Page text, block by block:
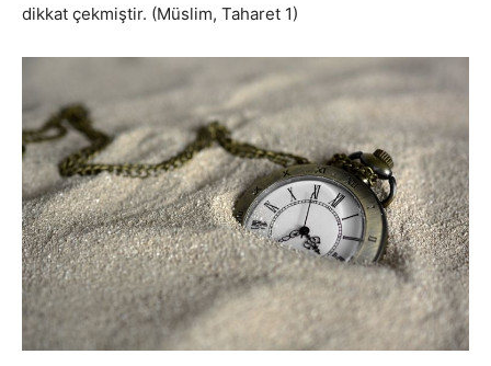
dikkat çekmiştir. (Müslim, Taharet 1)